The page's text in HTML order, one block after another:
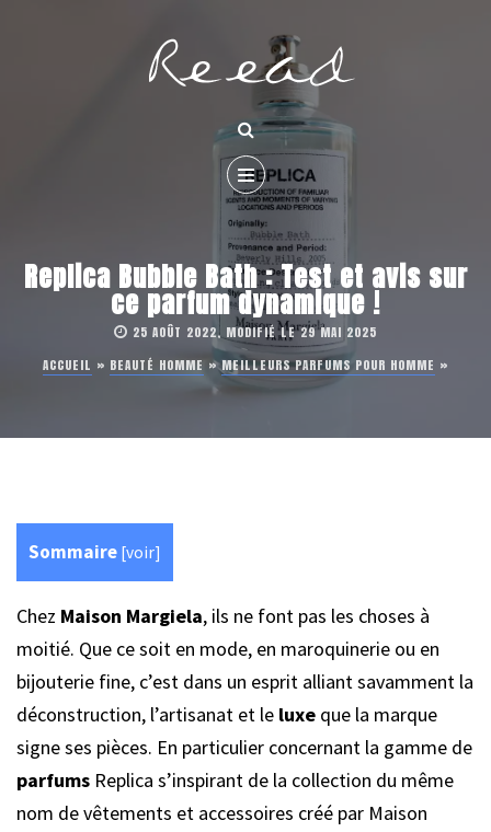
Replica Bubble Bath : Test et avis sur
ce parfum dynamique !
25 AOÛT 2022, MODIFIÉ LE 29 MAI 2025
ACCUEIL » BEAUTÉ HOMME »MEILLEURS PARFUMS POUR HOMME »
Sommaire [voir]
Chez Maison Margiela, ils ne font pas les choses à
moitié. Que ce soit en mode, en maroquinerie ou en
bijouterie fine, c’est dans un esprit alliant savamment la
déconstruction, l’artisanat et le luxe que la marque
signe ses pièces. En particulier concernant la gamme de
parfums Replica s’inspirant de la collection du même
nom de vêtements et accessoires créé par Maison